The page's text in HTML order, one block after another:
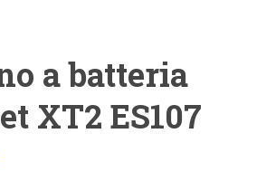
a batteria
XT2 ES107